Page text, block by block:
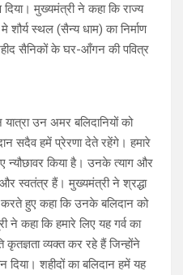
मुख्यमंत्री ने कहा कि राज्य
शौर्य स्थल (सैन्य धाम) का निर्माण
सैनिकों के घर-आँगन की पवित्र
उन अमर बलिदानियों को
सदैव हमें प्रेरणा देते रहेंगे। हमारे
किया है। उनके त्याग और
स्वतंत्र हैं। मुख्यमंत्री ने श्रद्धा
हुए कहा कि उनके बलिदान को
ने कहा कि हमारे लिए यह गर्व का
व्यक्त कर रहे हैं जिन्होंने
दिया। शहीदों का बलिदान हमें यह